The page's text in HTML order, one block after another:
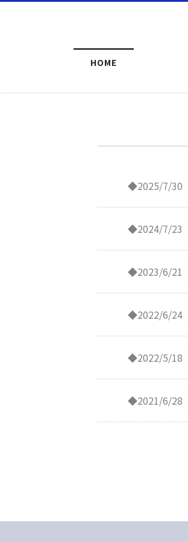
HOME
◆2025/7/30
◆2024/7/23
◆2023/6/21
◆2022/6/24
◆2022/5/18
◆2021/6/28